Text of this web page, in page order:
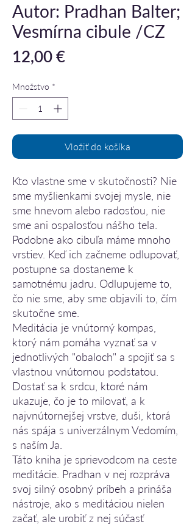
Autor: Pradhan Balter;
Vesmírna cibule /CZ
12,00 €Price
Množstvo *
Vložiť do košíka
Kto vlastne sme v skutočnosti? Nie
sme myšlienkami svojej mysle, nie
sme hnevom alebo radosťou, nie
sme ani ospalosťou nášho tela.
Podobne ako cibuľa máme mnoho
vrstiev. Keď ich začneme odlupovať,
postupne sa dostaneme k
samotnému jadru. Odlupujeme to,
čo nie sme, aby sme objavili to, čím
skutočne sme.
Meditácia je vnútorný kompas,
ktorý nám pomáha vyznať sa v
jednotlivých "obaloch" a spojiť sa s
vlastnou vnútornou podstatou.
Dostať sa k srdcu, ktoré nám
ukazuje, čo je to milovať, a k
najvnútornejšej vrstve, duši, ktorá
nás spája s univerzálnym Vedomím,
s naším Ja.
Táto kniha je sprievodcom na ceste
meditácie. Pradhan v nej rozpráva
svoj silný osobný príbeh a prináša
nástroje, ako s meditáciou nielen
začať, ale urobiť z nej súčasť